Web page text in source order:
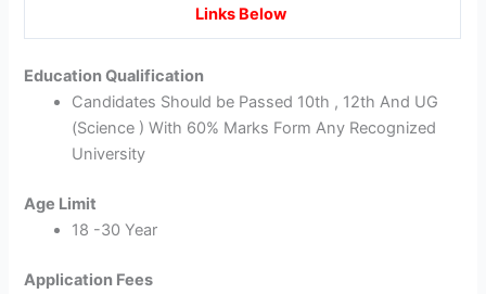
Links Below
Education Qualification
Candidates Should be Passed 10th , 12th And UG
(Science ) With 60% Marks Form Any Recognized
University
Age Limit
18 -30 Year
Application Fees